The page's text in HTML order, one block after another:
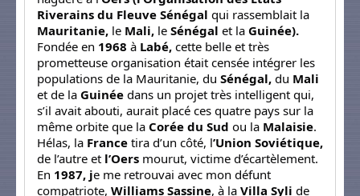
Riverains du Fleuve Sénégal qui rassemblait la
Mauritanie, le Mali, le Sénégal et la Guinée).
Fondée en 1968 à Labé, cette belle et très
prometteuse organisation était censée intégrer les
populations de la Mauritanie, du Sénégal, du Mali
et de la Guinée dans un projet très intelligent qui,
s’il avait abouti, aurait placé ces quatre pays sur la
même orbite que la Corée du Sud ou la Malaisie.
Hélas, la France tira d’un côté, l’Union Soviétique,
de l’autre et l’Oers mourut, victime d’écartèlement.
En 1987, je me retrouvai avec mon défunt
compatriote, Williams Sassine, à la Villa Syli de